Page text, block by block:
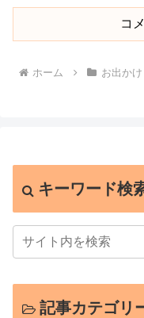
コ
ホーム お出かけ
キーワード検
記事カテゴリ